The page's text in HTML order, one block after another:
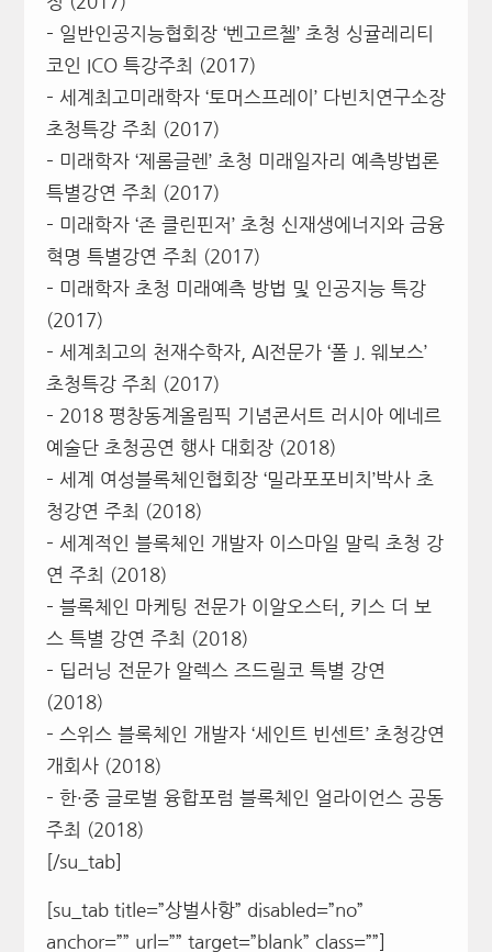
– 일반인공지능협회장 ‘벤고르첼’ 초청 싱귤레리티
코인 ICO 특강주최 (2017)
– 세계최고미래학자 ‘토머스프레이’ 다빈치연구소장
초청특강 주최 (2017)
– 미래학자 ‘제롬글렌’ 초청 미래일자리 예측방법론
특별강연 주최 (2017)
– 미래학자 ‘존 클린핀저’ 초청 신재생에너지와 금융
혁명 특별강연 주최 (2017)
– 미래학자 초청 미래예측 방법 및 인공지능 특강
(2017)
– 세계최고의 천재수학자, AI전문가 ‘폴 J. 웨보스’
초청특강 주최 (2017)
– 2018 평창동계올림픽 기념콘서트 러시아 에네르
예술단 초청공연 행사 대회장 (2018)
– 세계 여성블록체인협회장 ‘밀라포포비치’박사 초
청강연 주최 (2018)
– 세계적인 블록체인 개발자 이스마일 말릭 초청 강
연 주최 (2018)
– 블록체인 마케팅 전문가 이알오스터, 키스 더 보
스 특별 강연 주최 (2018)
– 딥러닝 전문가 알렉스 즈드릴코 특별 강연
(2018)
– 스위스 블록체인 개발자 ‘세인트 빈센트’ 초청강연
개회사 (2018)
– 한·중 글로벌 융합포럼 블록체인 얼라이언스 공동
주최 (2018)
[/su_tab]
[su_tab title=”상벌사항” disabled=”no”
anchor=”” url=”” target=”blank” class=””]